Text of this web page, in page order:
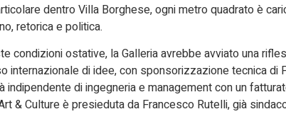
dentro Villa Borghese, ogni metro quadrato è
retorica e politica.
condizioni ostative, la Galleria avrebbe avviato una
internazionale di idee, con sponsorizzazione tecnica di
indipendente di ingegneria e management con un
& Culture è presieduta da Francesco Rutelli, già